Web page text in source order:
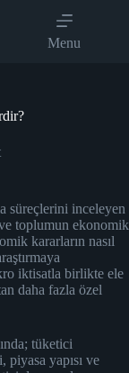
Menu
süreçlerini inceleyen
toplumun ekonomik
kararların nasıl
iktisatla birlikte ele
daha fazla özel
tüketici
piyasa yapısı ve